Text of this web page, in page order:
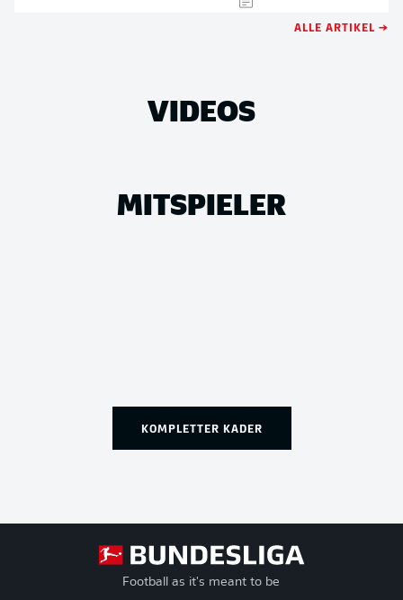
ALLE ARTIKEL →
VIDEOS
MITSPIELER
KOMPLETTER KADER
Football as it's meant to be